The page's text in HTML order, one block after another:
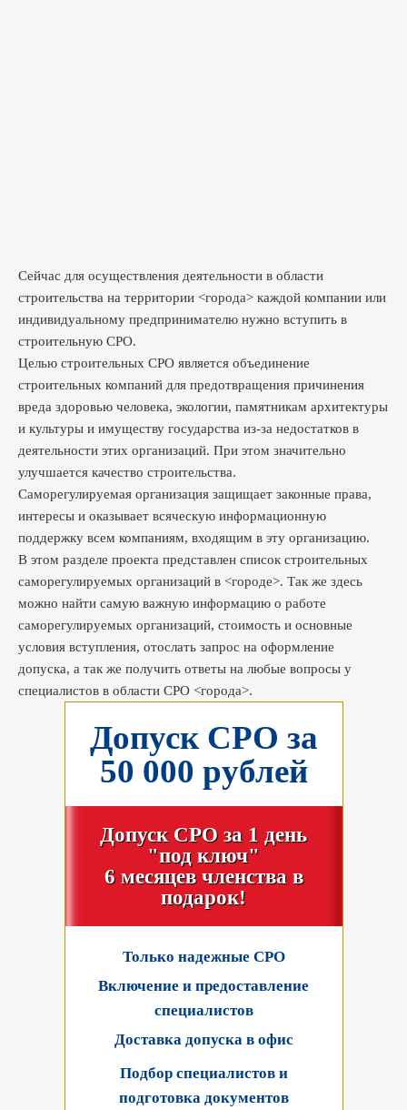
Сейчас для осуществления деятельности в области
строительства на территории <города> каждой компании или
индивидуальному предпринимателю нужно вступить в
строительную СРО.
Целью строительных СРО является объединение
строительных компаний для предотвращения причинения
вреда здоровью человека, экологии, памятникам архитектуры
и культуры и имуществу государства из-за недостатков в
деятельности этих организаций. При этом значительно
улучшается качество строительства.
Саморегулируемая организация защищает законные права,
интересы и оказывает всяческую информационную
поддержку всем компаниям, входящим в эту организацию.
В этом разделе проекта представлен список строительных
саморегулируемых организаций в <городе>. Так же здесь
можно найти самую важную информацию о работе
саморегулируемых организаций, стоимость и основные
условия вступления, отослать запрос на оформление
допуска, а так же получить ответы на любые вопросы у
специалистов в области СРО <города>.
Допуск СРО за
50 000 рублей
Допуск СРО за 1 день
"под ключ"
6 месяцев членства в
подарок!
Только надежные СРО
Включение и предоставление
специалистов
Доставка допуска в офис
Подбор специалистов и
подготовка документов